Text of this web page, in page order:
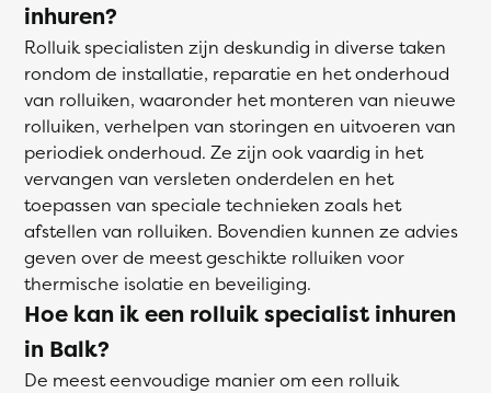
inhuren?
Rolluik specialisten zijn deskundig in diverse taken
rondom de installatie, reparatie en het onderhoud
van rolluiken, waaronder het monteren van nieuwe
rolluiken, verhelpen van storingen en uitvoeren van
periodiek onderhoud. Ze zijn ook vaardig in het
vervangen van versleten onderdelen en het
toepassen van speciale technieken zoals het
afstellen van rolluiken. Bovendien kunnen ze advies
geven over de meest geschikte rolluiken voor
thermische isolatie en beveiliging.
Hoe kan ik een rolluik specialist inhuren
in Balk?
De meest eenvoudige manier om een rolluik